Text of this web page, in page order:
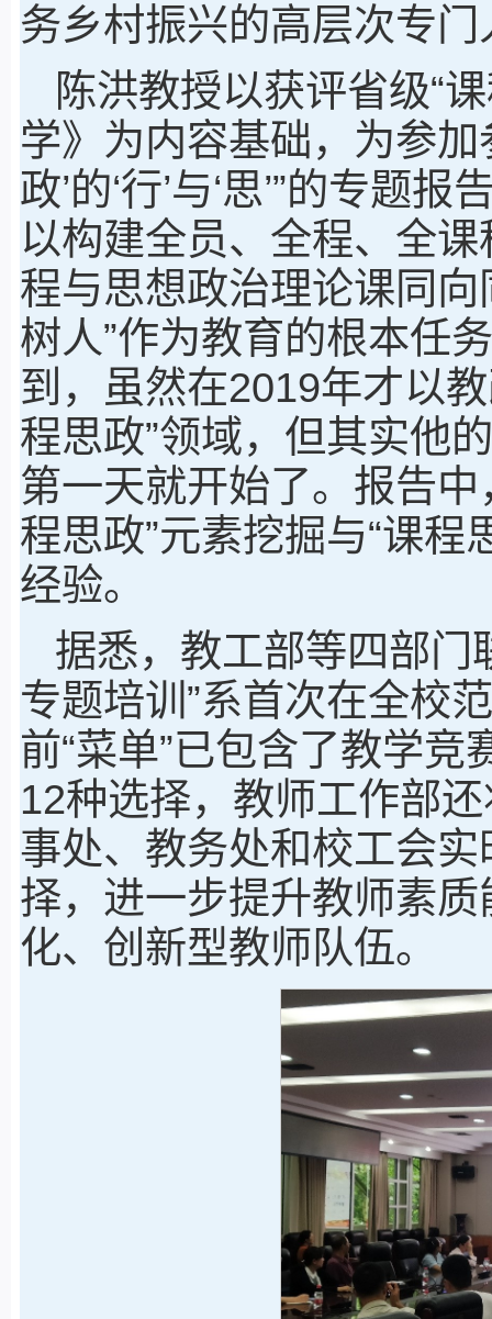
务乡村振兴的高层次专门
陈洪教授以获评省级“
学》为内容基础，为参加
政’的‘行’与‘思’”的专题
以构建全员、全程、全
程与思想政治理论课同
树人”作为教育的根本任
到，虽然在2019年才以
程思政”领域，但其实他
第一天就开始了。报告
程思政”元素挖掘与“课程
经验。
据悉，教工部等四部门
专题培训”系首次在全校
前“菜单”已包含了教学
12种选择，教师工作部
事处、教务处和校工会实
择，进一步提升教师素
化、创新型教师队伍。